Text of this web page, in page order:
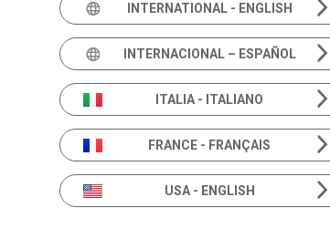
Más allá de las especificaciones.
INTERNATIONAL - ENGLISH
INTERNACIONAL – ESPAÑOL
ITALIA - ITALIANO
FRANCE - FRANÇAIS
USA - ENGLISH